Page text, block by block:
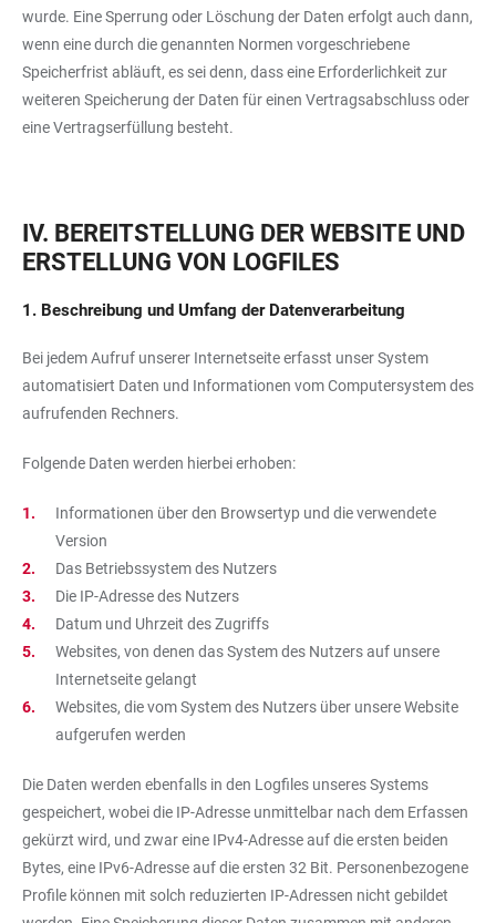
wurde. Eine Sperrung oder Löschung der Daten erfolgt auch dann,
wenn eine durch die genannten Normen vorgeschriebene
Speicherfrist abläuft, es sei denn, dass eine Erforderlichkeit zur
weiteren Speicherung der Daten für einen Vertragsabschluss oder
eine Vertragserfüllung besteht.
IV. BEREITSTELLUNG DER WEBSITE UND
ERSTELLUNG VON LOGFILES
1. Beschreibung und Umfang der Datenverarbeitung
Bei jedem Aufruf unserer Internetseite erfasst unser System
automatisiert Daten und Informationen vom Computersystem des
aufrufenden Rechners.
Folgende Daten werden hierbei erhoben:
Informationen über den Browsertyp und die verwendete
Version
Das Betriebssystem des Nutzers
Die IP-Adresse des Nutzers
Datum und Uhrzeit des Zugriffs
Websites, von denen das System des Nutzers auf unsere
Internetseite gelangt
Websites, die vom System des Nutzers über unsere Website
aufgerufen werden
Die Daten werden ebenfalls in den Logfiles unseres Systems
gespeichert, wobei die IP-Adresse unmittelbar nach dem Erfassen
gekürzt wird, und zwar eine IPv4-Adresse auf die ersten beiden
Bytes, eine IPv6-Adresse auf die ersten 32 Bit. Personenbezogene
Profile können mit solch reduzierten IP-Adressen nicht gebildet